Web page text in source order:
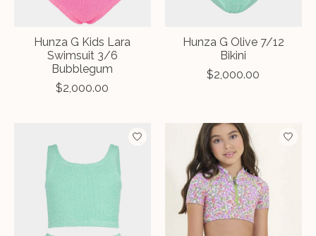
Hunza G Kids Lara
Swimsuit 3/6
Bubblegum
$2,000.00
Hunza G Olive 7/12
Bikini
$2,000.00